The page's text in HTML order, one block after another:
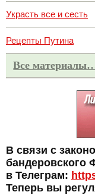
Украсть все и сесть
Рецепты Путина
Все
В связи с
бандеровского
в Телеграм:
Теперь вы